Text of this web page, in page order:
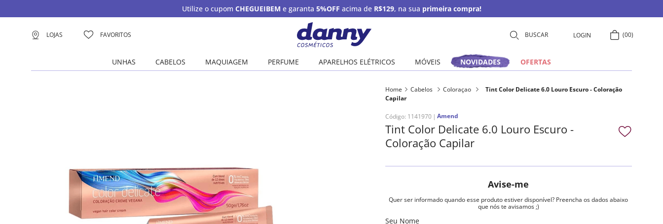
Utilize o cupom CHEGUEIBEM e garanta 5%OFF acima de R$129, na sua primeira compra!
LOJAS FAVORITOS LOGIN 00
UNHAS CABELOS MAQUIAGEM PERFUME APARELHOS ELÉTRICOS MÓVEIS NOVIDADES OFERTAS
Home Cabelos Coloraçao
Tint Color Delicate 6.0 Louro Escuro - Coloração
Capilar
Código: 1141970 Amend
Tint Color Delicate 6.0 Louro Escuro -
Coloração Capilar